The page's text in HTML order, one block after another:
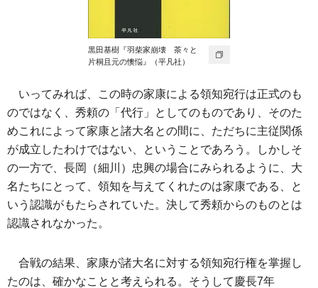
黒田基樹『羽柴家崩壊 茶々と
片桐且元の懊悩』（平凡社）
いってみれば、この時の家康による領知宛行は正式のも
のではなく、秀頼の「代行」としてのものであり、そのた
めこれによって家康と諸大名との間に、ただちに主従関係
が成立したわけではない、ということであろう。しかしそ
の一方で、長岡（細川）忠興の場合にみられるように、大
名たちにとって、領知を与えてくれたのは家康である、と
いう認識がもたらされていた。決して秀頼からのものとは
認識されなかった。
合戦の結果、家康が諸大名に対する領知宛行権を掌握し
たのは、確かなことと考えられる。そうして慶長7年